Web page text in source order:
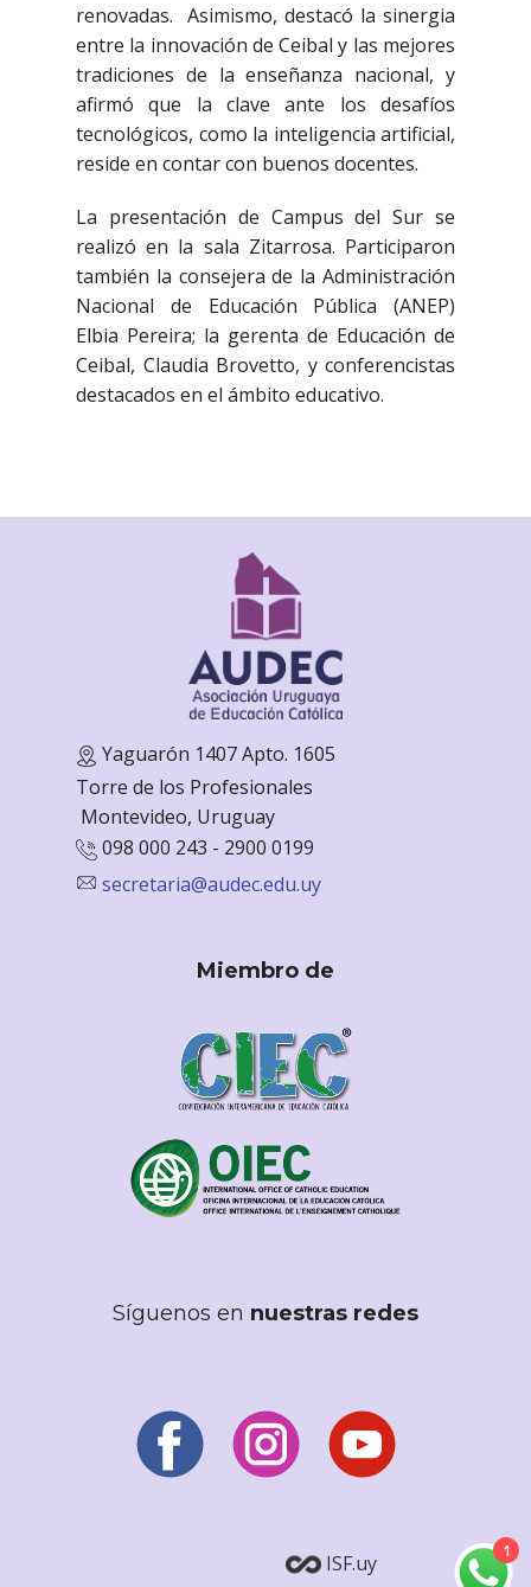
renovadas. Asimismo, destacó la sinergia
entre la innovación de Ceibal y las mejores
tradiciones de la enseñanza nacional, y
afirmó que la clave ante los desafíos
tecnológicos, como la inteligencia artificial,
reside en contar con buenos docentes.
La presentación de Campus del Sur se
realizó en la sala Zitarrosa. Participaron
también la consejera de la Administración
Nacional de Educación Pública (ANEP)
Elbia Pereira; la gerenta de Educación de
Ceibal, Claudia Brovetto, y conferencistas
destacados en el ámbito educativo.
Yaguarón 1407 Apto. 1605
Torre de los Profesionales
Montevideo, Uruguay
098 000 243 - 2900 0199
secretaria@audec.edu.uy
Miembro de
Síguenos en nuestras redes
ISF.uy 1